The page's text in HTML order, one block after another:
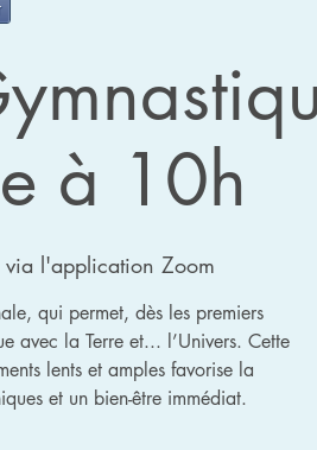
à 10h
l'application Zoom
qui permet, dès les premiers
avec la Terre et... l’Univers. Cette
lents et amples favorise la
et un bien-être immédiat.